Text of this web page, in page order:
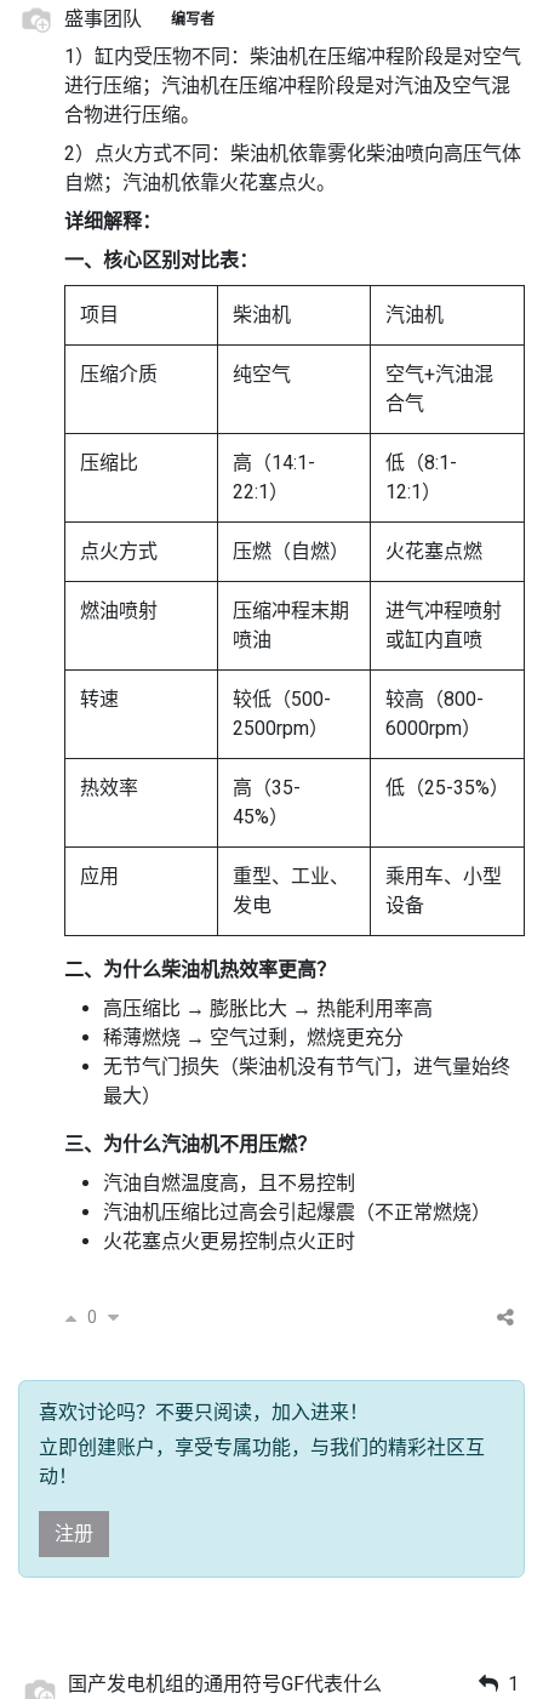
盛事团队 编写者
1）缸内受压物不同：柴油机在压缩冲程阶段是对空气
进行压缩；汽油机在压缩冲程阶段是对汽油及空气混
合物进行压缩。
2）点火方式不同：柴油机依靠雾化柴油喷向高压气体
自燃；汽油机依靠火花塞点火。
详细解释：
一、核心区别对比表：
项目 柴油机 汽油机
压缩介质 纯空气
空气+汽油混
合气
压缩比
高（14:1-
22:1）
低（8:1-
12:1）
点火方式 压燃（自燃） 火花塞点燃
燃油喷射
压缩冲程末期
喷油
进气冲程喷射
或缸内直喷
转速
较低（500-
2500rpm）
较高（800-
6000rpm）
热效率
高（35-
45%）
低（25-35%）
应用
重型、工业、
发电
乘用车、小型
设备
二、为什么柴油机热效率更高？
高压缩比 → 膨胀比大 → 热能利用率高
稀薄燃烧 → 空气过剩，燃烧更充分
无节气门损失（柴油机没有节气门，进气量始终
最大）
三、为什么汽油机不用压燃？
汽油自燃温度高，且不易控制
汽油机压缩比过高会引起爆震（不正常燃烧）
火花塞点火更易控制点火正时
0
喜欢讨论吗？不要只阅读，加入进来！
立即创建账户，享受专属功能，与我们的精彩社区互
动！
注册
国产发电机组的通用符号GF代表什么
1